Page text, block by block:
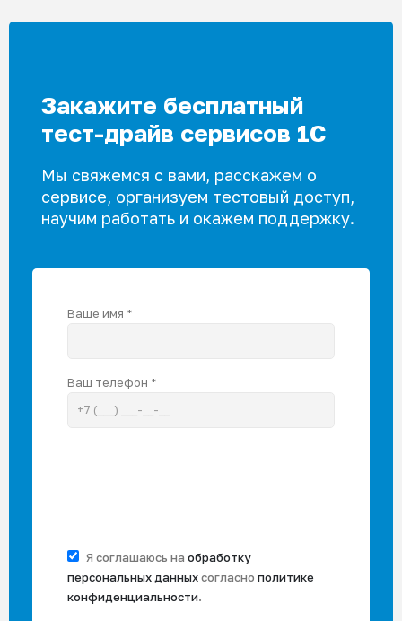
Закажите бесплатный
тест-драйв сервисов 1С
Мы свяжемся с вами, расскажем о
сервисе, организуем тестовый доступ,
научим работать и окажем поддержку.
Ваше имя *
Ваш телефон *
Я соглашаюсь на обработку
персональных данныхсогласно политике
конфиденциальности.